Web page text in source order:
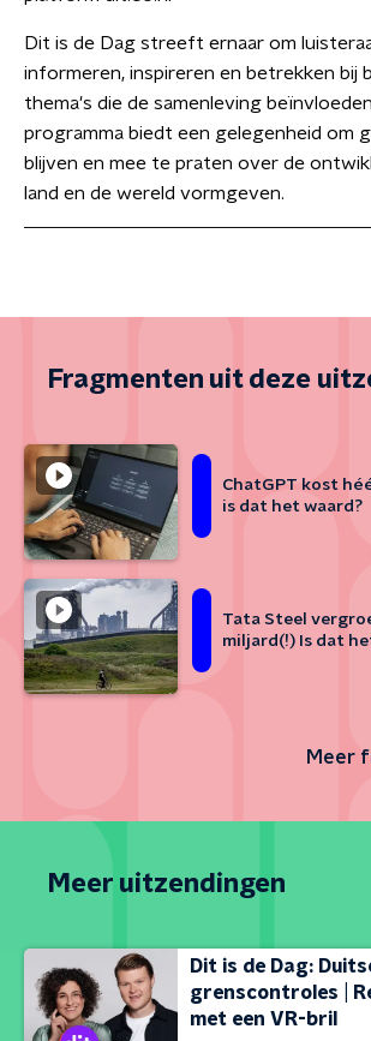
Dit is de Dag streeft ernaar om
informeren, inspireren en betrekken bij
thema's die de samenleving
programma biedt een gelegenheid om
blijven en mee te praten over de
land en de wereld vormgeven.
Fragmenten uit deze
ChatGPT kost
is dat het waard?
Tata Steel
miljard(!) Is dat
Meer
Meer uitzendingen
Dit is de Dag:
grenscontroles |
met een VR-bril